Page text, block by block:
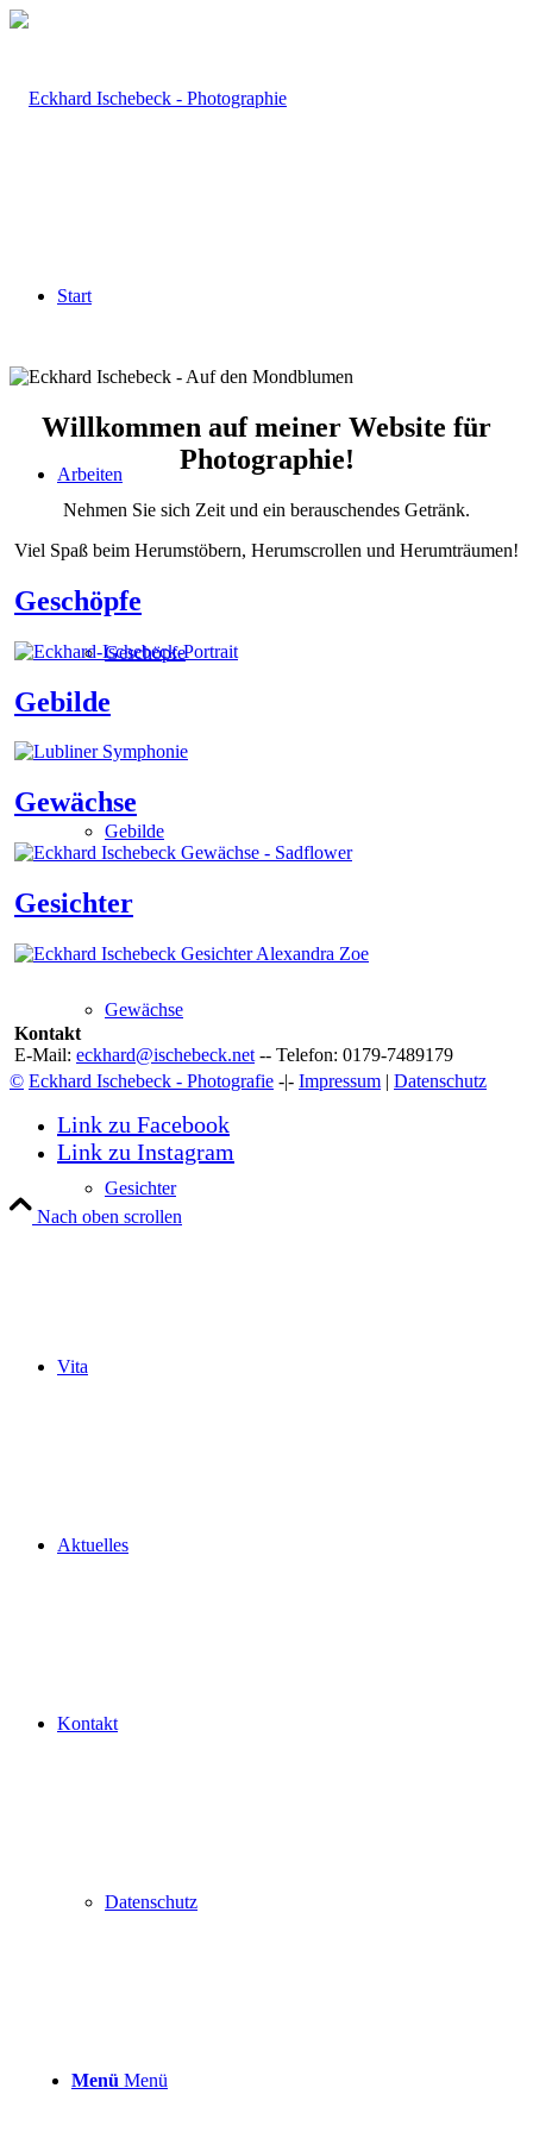
Start
Arbeiten
Geschöpfe
Gebilde
Gewächse
Gesichter
Vita
Aktuelles
Kontakt
Datenschutz
Menü Menü
Willkommen auf meiner Website für
Photographie!
Nehmen Sie sich Zeit und ein berauschendes Getränk.
Viel Spaß beim Herumstöbern, Herumscrollen und Herumträumen!
Geschöpfe
Gebilde
Gewächse
Gesichter
Kontakt
E-Mail: eckhard@ischebeck.net -- Telefon: 0179-7489179
© Eckhard Ischebeck - Photografie -|- Impressum | Datenschutz
Link zu Facebook
Link zu Instagram
Nach oben scrollen